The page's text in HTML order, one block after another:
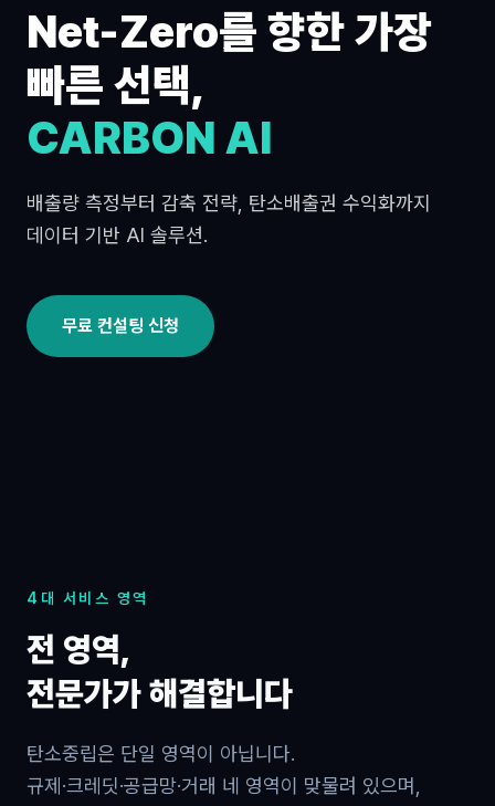
Net-Zero를 향한 가장
빠른 선택,
CARBON AI
배출량 측정부터 감축 전략, 탄소배출권 수익화까지
데이터 기반 AI 솔루션.
무료 컨설팅 신청
4대 서비스 영역
전 영역,
전문가가 해결합니다
탄소중립은 단일 영역이 아닙니다.
규제·크레딧·공급망·거래 네 영역이 맞물려 있으며,